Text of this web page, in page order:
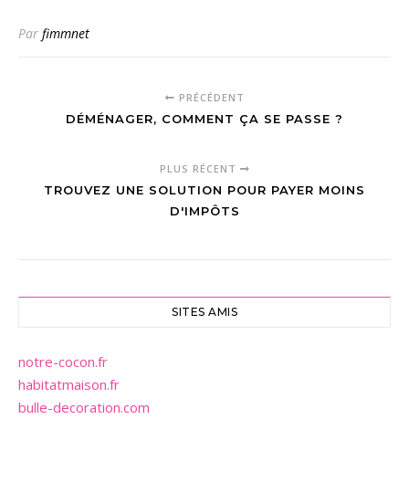
Par fimmnet
PRÉCÉDENT
DÉMÉNAGER, COMMENT ÇA SE PASSE ?
PLUS RÉCENT
TROUVEZ UNE SOLUTION POUR PAYER MOINS
D'IMPÔTS
SITES AMIS
notre-cocon.fr
habitatmaison.fr
bulle-decoration.com